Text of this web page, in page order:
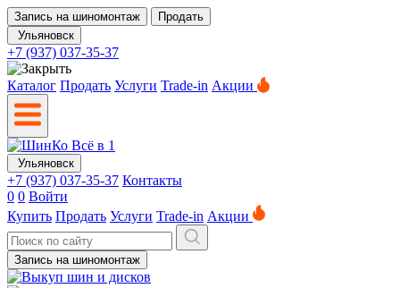
Запись на шиномонтаж
Продать
Ульяновск
+7 (937) 037-35-37
Каталог Продать Услуги Trade-in Акции
Ульяновск
+7 (937) 037-35-37 Контакты
0 0 Войти
Купить Продать Услуги Trade-in Акции
Запись на шиномонтаж